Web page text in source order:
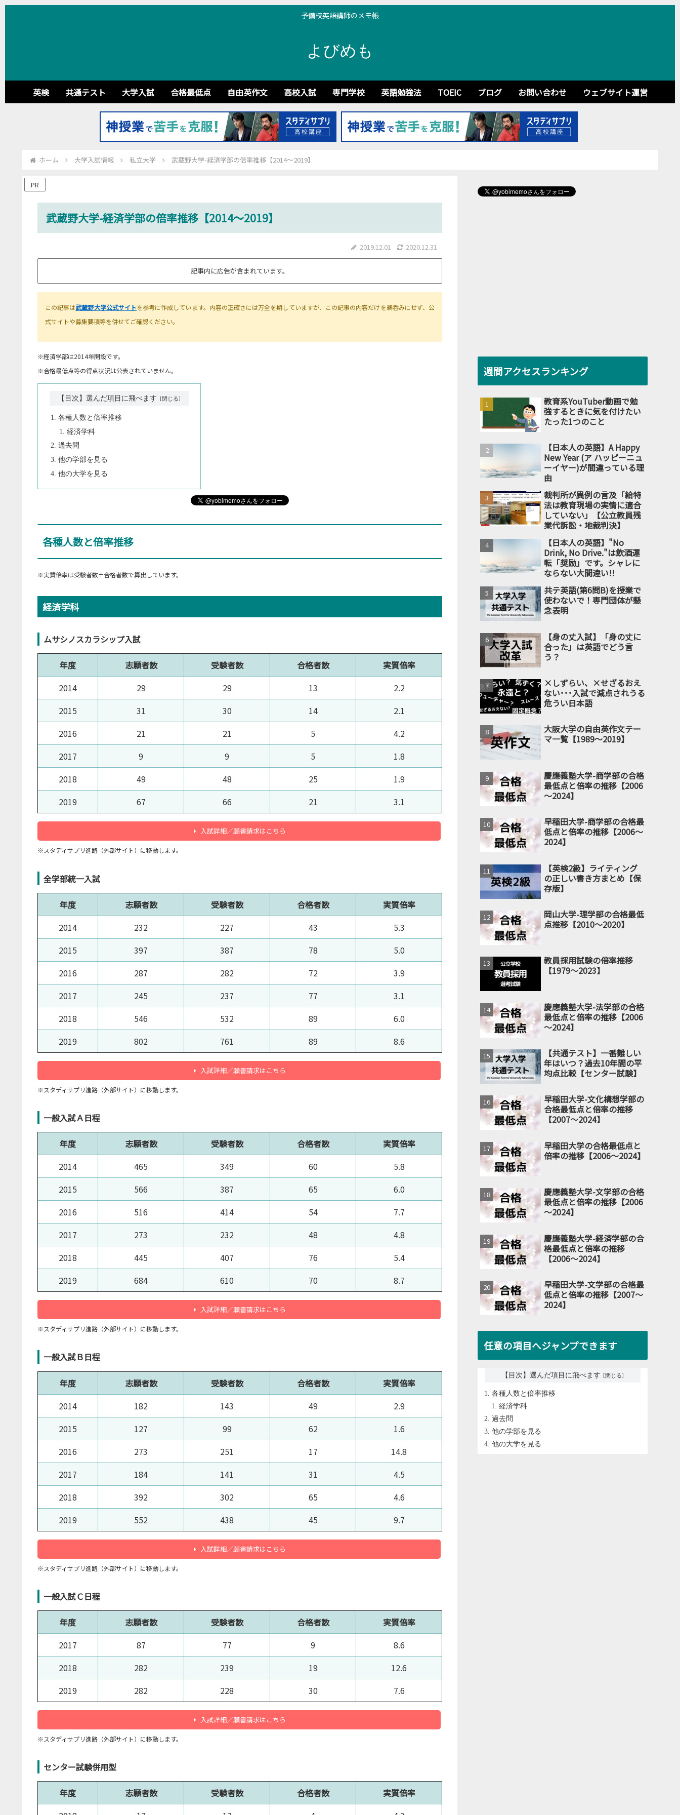
予備校英語講師のメモ帳
よびめも
英検 共通テスト 大学入試 合格最低点 自由英作文 高校入試 専門学校 英語勉強法 TOEIC ブログ お問い合わせ ウェブサイト運営
ホーム 大学入試情報 私立大学 武蔵野大学-経済学部の倍率推移【2014～2019】
PR
武蔵野大学-経済学部の倍率推移【2014～2019】
2019.12.01 2020.12.31
記事内に広告が含まれています。
この記事は武蔵野大学公式サイトを参考に作成しています。内容の正確さには万全を期していますが、この記事の内容だけを鵜呑みにせず、公
式サイトや募集要項等を併せてご確認ください。
※経済学部は2014年開設です。
※合格最低点等の得点状況は公表されていません。
【目次】選んだ項目に飛べます
各種人数と倍率推移
経済学科
過去問
他の学部を見る
他の大学を見る
各種人数と倍率推移
※実質倍率は受験者数÷合格者数で算出しています。
経済学科
ムサシノスカラシップ入試
年度 志願者数 受験者数 合格者数
実質倍率
2014
29 29 13
2.2
2015
31 30 14
2.1
2016
21 21 5
4.2
2017
9 9 5
1.8
2018
49 48 25
1.9
2019
67 66 21 3.1
入試詳細／願書請求はこちら
※スタディサプリ進路（外部サイト）に移動します。
全学部統一入試
年度 志願者数 受験者数 合格者数
実質倍率
2014
232 227 43
5.3
2015
397 387 78
5.0
2016
287 282 72
3.9
2017
245 237 77
3.1
2018
546 532 89
6.0
2019
802 761 89 8.6
入試詳細／願書請求はこちら
※スタディサプリ進路（外部サイト）に移動します。
一般入試Ａ日程
年度 志願者数 受験者数 合格者数
実質倍率
2014
465 349 60
5.8
2015
566 387 65
6.0
2016
516 414 54
7.7
2017
273 232 48
4.8
2018
445 407 76
5.4
2019
684 610 70 8.7
入試詳細／願書請求はこちら
※スタディサプリ進路（外部サイト）に移動します。
一般入試Ｂ日程
年度 志願者数 受験者数 合格者数
実質倍率
2014
182 143 49
2.9
2015
127 99 62
1.6
2016
273 251 17
14.8
2017
184 141 31
4.5
2018
392 302 65
4.6
2019
552 438 45 9.7
入試詳細／願書請求はこちら
※スタディサプリ進路（外部サイト）に移動します。
一般入試Ｃ日程
年度 志願者数 受験者数 合格者数
実質倍率
2017
87 77 9
8.6
2018
282 239 19
12.6
2019
282 228 30 7.6
入試詳細／願書請求はこちら
※スタディサプリ進路（外部サイト）に移動します。
センター試験併用型
年度 志願者数 受験者数 合格者数
実質倍率
週間アクセスランキング
教育系YouTuber動画で勉
強するときに気を付けたい
たった1つのこと
【日本人の英語】A Happy
New Year (ア ハッピーニュ
ーイヤー)が間違っている理
由
裁判所が異例の言及「給特
法は教育現場の実情に適合
していない」【公立教員残
業代訴訟・地裁判決】
【日本人の英語】"No
Drink, No Drive."は飲酒運
転「奨励」です。シャレに
ならない大間違い!!
共テ英語(第6問B)を授業で
使わないで！専門団体が懸
念表明
【身の丈入試】「身の丈に
合った」は英語でどう言
う？
×しずらい、×せざるおえ
ない･･･入試で減点されうる
危うい日本語
大阪大学の自由英作文テー
マ一覧【1989～2019】
慶應義塾大学-商学部の合格
最低点と倍率の推移【2006
～2024】
早稲田大学-商学部の合格最
低点と倍率の推移【2006～
2024】
【英検2級】ライティング
の正しい書き方まとめ【保
存版】
岡山大学-理学部の合格最低
点推移【2010～2020】
教員採用試験の倍率推移
【1979～2023】
慶應義塾大学-法学部の合格
最低点と倍率の推移【2006
～2024】
【共通テスト】一番難しい
年はいつ？過去10年間の平
均点比較【センター試験】
早稲田大学-文化構想学部の
合格最低点と倍率の推移
【2007～2024】
早稲田大学の合格最低点と
倍率の推移【2006～2024】
慶應義塾大学-文学部の合格
最低点と倍率の推移【2006
～2024】
慶應義塾大学-経済学部の合
格最低点と倍率の推移
【2006～2024】
早稲田大学-文学部の合格最
低点と倍率の推移【2007～
2024】
任意の項目へジャンプできます
【目次】選んだ項目に飛べます
各種人数と倍率推移
経済学科
過去問
他の学部を見る
他の大学を見る